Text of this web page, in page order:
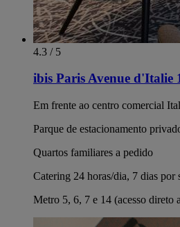
4.3 / 5
ibis Paris Avenue d'Italie
Em frente ao centro comercial
Parque de estacionamento
Quartos familiares a pedido
Catering 24 horas/dia, 7 dias por
Metro 5, 6, 7 e 14 (acesso direto